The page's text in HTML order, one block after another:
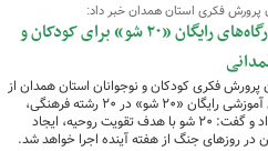
پرورش فکری استان همدان خبر داد:
برگزاری کارگاه‌های رایگان «۲۰ شو» برای کودکان و
پرورش فکری کودکان و نوجوانان استان همدان از
آغاز دوره‌های آموزشی رایگان «۲۰ شو» در ۲۰ رشته فرهنگی،
هنری و ادبی برای کودکان و نوجوانان خبر داد و گفت: ۲۰ شو با هدف تقویت روحیه، ایجاد
در روزهای جنگ از هفته آینده اجرا خواهد شد.